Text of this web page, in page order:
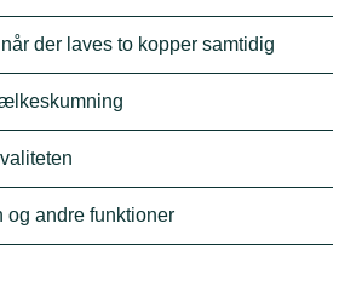
der laves to kopper samtidig
og andre funktioner